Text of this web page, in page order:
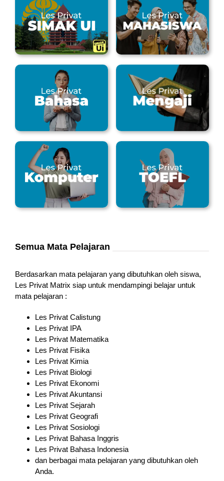
Semua Mata Pelajaran
Berdasarkan mata pelajaran yang dibutuhkan oleh siswa,
Les Privat Matrix siap untuk mendampingi belajar untuk
mata pelajaran :
Les Privat Calistung
Les Privat IPA
Les Privat Matematika
Les Privat Fisika
Les Privat Kimia
Les Privat Biologi
Les Privat Ekonomi
Les Privat Akuntansi
Les Privat Sejarah
Les Privat Geografi
Les Privat Sosiologi
Les Privat Bahasa Inggris
Les Privat Bahasa Indonesia
dan berbagai mata pelajaran yang dibutuhkan oleh
Anda.